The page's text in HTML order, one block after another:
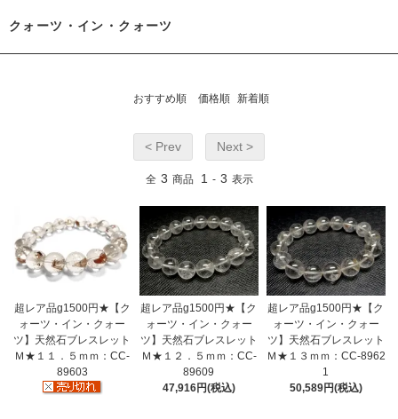
クォーツ・イン・クォーツ
おすすめ順 価格順 新着順
< Prev Next >
全 3 商品 1 - 3 表示
超レア品g1500円★【ク
ォーツ・イン・クォー
ツ】天然石ブレスレット
Ｍ★１１．５ｍｍ：CC-
89603
超レア品g1500円★【ク
ォーツ・イン・クォー
ツ】天然石ブレスレット
Ｍ★１２．５ｍｍ：CC-
89609
47,916円(税込)
超レア品g1500円★【ク
ォーツ・イン・クォー
ツ】天然石ブレスレット
Ｍ★１３ｍｍ：CC-8962
1
50,589円(税込)